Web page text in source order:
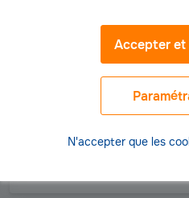
Accepter et
N'accepter que les
Accident de vélo et
AUTO